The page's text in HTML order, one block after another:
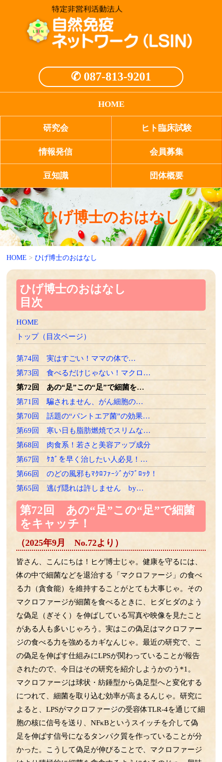
✆ 087-813-9201
HOME
研究会 ヒト臨床試験
情報発信 会員募集
豆知識 団体概要
ひげ博士のおはなし
HOME >ひげ博士のおはなし
ひげ博士のおはなし
目次
HOME
トップ（目次ページ）
第74回 実はすごい！ママの体で…
第73回 食べるだけじゃない！マクロ…
第72回 あの“足”この“足”で細菌を…
第71回 騙されません、がん細胞の…
第70回 話題の“パントエア菌”の効果…
第69回 寒い日も脂肪燃焼でスリムな…
第68回 肉食系！若さと美容アップ成分
第67回 ｹｶﾞを早く治したい人必見！…
第66回 のどの風邪もﾏｸﾛﾌｧｰｼﾞがﾌﾞﾛｯｸ！
第65回 逃げ隠れは許しません by…
第64回 老け速度は26歳から差がつく？
第63回 LPSは骨にも効く！？
第62回 ゾンビ細胞をやっつけろ
第61回 一網打尽の必殺技！
第60回 たくさん使って効くLPSﾌﾗｲﾄへ！
第59回 ﾏｸﾛﾌｧｰｼﾞはLPSﾏｯｻｰｼﾞがお好き
第58回 LPSによるﾏｸﾛﾌｧｰｼﾞの再教育の話
第57回 細菌のエクソソームの話
第56回 胎児の腸内細菌の話
第55回 LPSと乳酸菌の話
第54回 ｱﾎﾟﾄｰｼｽとﾏｸﾛﾌｧｰｼﾞの話
第53回 免疫組織に住む細菌の話
第52回 BCGとコロナの話
第50回 ウイルスの感染の話
第49回 ﾏｸﾛﾌｧｰｼﾞのLPS伝達すご技
第48回 野菜の話
第47回 Treg・Mregの話
第72回 あの“足”この“足”で細菌
をキャッチ！
（2025年9月 No.72より）
皆さん、こんにちは！ヒゲ博士じゃ。健康を守るには、
体の中で細菌などを退治する「マクロファージ」の食べ
る力（貪食能）を維持することがとても大事じゃ。その
マクロファージが細菌を食べるときに、ヒダヒダのよう
な偽足（ぎそく）を伸ばしている写真や映像を見たこと
がある人も多いじゃろう。実はこの偽足はマクロファー
ジの食べる力を強めるカギなんじゃ。最近の研究で、こ
の偽足を伸ばす仕組みにLPSが関わっていることが報告
されたので、今日はその研究を紹介しようかのう*1。
マクロファージは球状・紡錘型から偽足型へと変化する
につれて、細菌を取り込む効率が高まるんじゃ。研究に
よると、LPSがマクロファージの受容体TLR-4を通じて細
胞の核に信号を送り、NFκBというスイッチを介して偽
足を伸ばす信号になるタンパク質を作っていることが分
かった。こうして偽足が伸びることで、マクロファージ